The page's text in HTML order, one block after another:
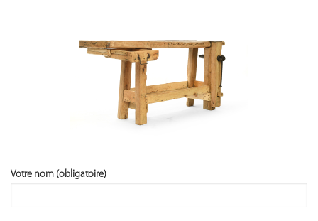
Votre nom (obligatoire)